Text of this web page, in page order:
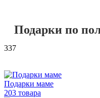
Подарки по
337
Подарки маме
203 товара